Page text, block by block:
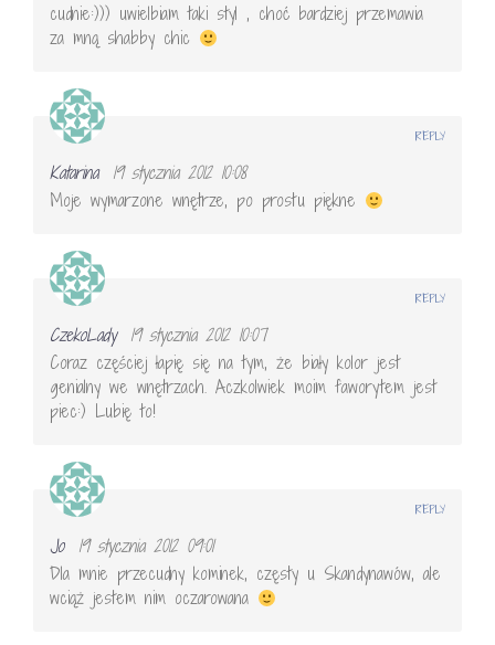
cudnie:))) uwielbiam taki styl , choć bardziej przemawia
za mną shabby chic
Katarina
19 stycznia 2012 10:08
Moje wymarzone wnętrze, po prostu piękne
REPLY
CzekoLady
19 stycznia 2012 10:07
Coraz częściej łapię się na tym, że biały kolor jest
genialny we wnętrzach. Aczkolwiek moim faworytem jest
piec:) Lubię to!
REPLY
Jo
19 stycznia 2012 09:01
Dla mnie przecudny kominek, częsty u Skandynawów, ale
wciąż jestem nim oczarowana
REPLY